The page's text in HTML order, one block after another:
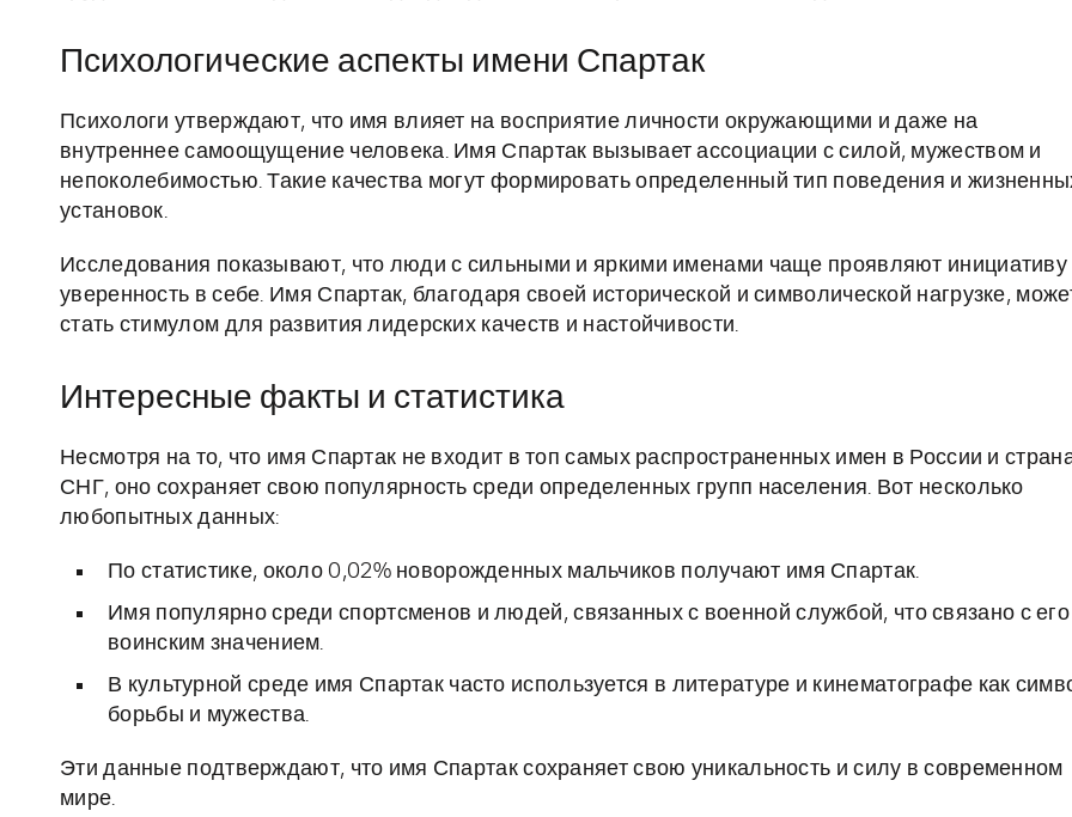
Психологические аспекты имени Спартак
Психологи утверждают, что имя влияет на восприятие личности окружающими и даже на
внутреннее самоощущение человека. Имя Спартак вызывает ассоциации с силой, мужеством и
непоколебимостью. Такие качества могут формировать определенный тип поведения и
установок.
Исследования показывают, что люди с сильными и яркими именами чаще проявляют инициативу
уверенность в себе. Имя Спартак, благодаря своей исторической и символической нагрузке,
стать стимулом для развития лидерских качеств и настойчивости.
Интересные факты и статистика
Несмотря на то, что имя Спартак не входит в топ самых распространенных имен в России и
СНГ, оно сохраняет свою популярность среди определенных групп населения. Вот несколько
любопытных данных:
По статистике, около 0,02% новорожденных мальчиков получают имя Спартак.
Имя популярно среди спортсменов и людей, связанных с военной службой, что связано с его
воинским значением.
В культурной среде имя Спартак часто используется в литературе и кинематографе как
борьбы и мужества.
Эти данные подтверждают, что имя Спартак сохраняет свою уникальность и силу в современном
мире.